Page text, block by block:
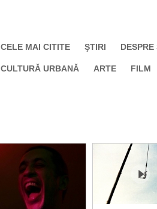
CELE MAI CITITE ŞTIRI DESPRE
CULTURĂ URBANĂ ARTE FILM